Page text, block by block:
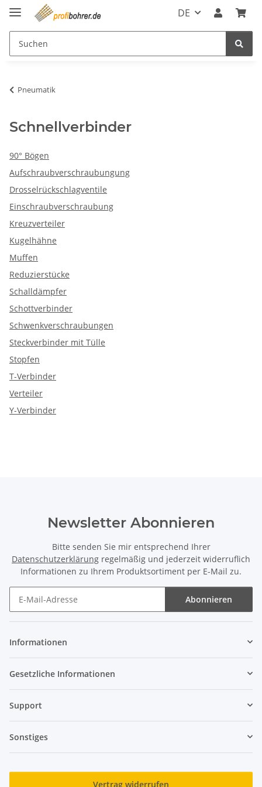
DE
Pneumatik
Schnellverbinder
90° Bögen
Aufschraubverschraubungung
Drosselrückschlagventile
Einschraubverschraubung
Kreuzverteiler
Kugelhähne
Muffen
Reduzierstücke
Schalldämpfer
Schottverbinder
Schwenkverschraubungen
Steckverbinder mit Tülle
Stopfen
T-Verbinder
Verteiler
Y-Verbinder
Newsletter Abonnieren
Bitte senden Sie mir entsprechend Ihrer
Datenschutzerklärung regelmäßig und jederzeit widerruflich
Informationen zu Ihrem Produktsortiment per E-Mail zu.
Abonnieren
Informationen
Gesetzliche Informationen
Support
Sonstiges
Vertrag widerrufen